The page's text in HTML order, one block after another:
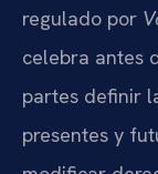
regulado por
celebra antes
partes definir
presentes y